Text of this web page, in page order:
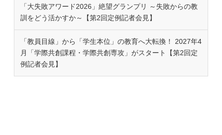
「大失敗アワード2026」絶望グランプリ ～失敗からの教
訓をどう活かすか～【第2回定例記者会見】
「教員目線」から「学生本位」の教育へ大転換！ 2027年4
月「学際共創課程・学際共創専攻」がスタート【第2回定
例記者会見】